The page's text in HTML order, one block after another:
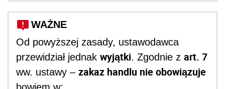
WAŻNE
Od powyższej zasady, ustawodawca
przewidział jednak wyjątki. Zgodnie z art. 7
ww. ustawy – zakaz handlu nie obowiązuje